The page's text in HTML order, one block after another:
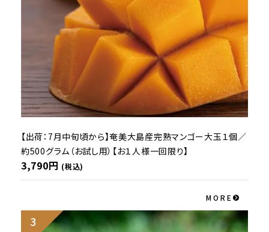
【出荷：7月中旬頃から】奄美大島産完熟マンゴー大玉１個／
約500グラム（お試し用）【お１人様一回限り】
3,790円 (税込)
MORE